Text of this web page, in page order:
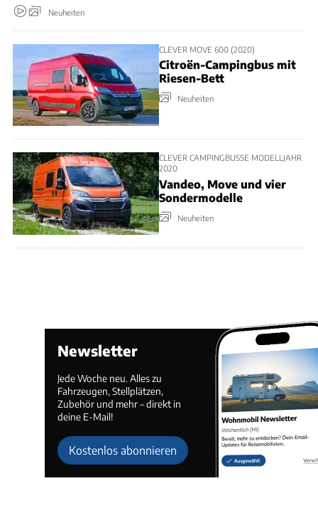
Neuheiten
CLEVER MOVE 600 (2020)
Citroën-Campingbus mit
Riesen-Bett
Neuheiten
CLEVER CAMPINGBUSSE MODELLJAHR
2020
Vandeo, Move und vier
Sondermodelle
Neuheiten
Newsletter
Jede Woche neu. Alles zu
Fahrzeugen, Stellplätzen,
Zubehör und mehr – direkt in
deine E-Mail!
Kostenlos abonnieren